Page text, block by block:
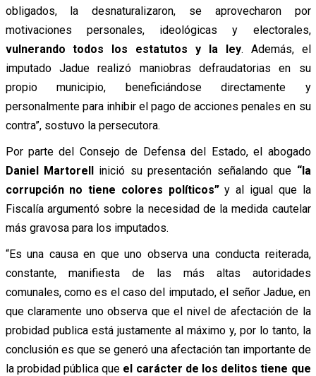
obligados, la desnaturalizaron, se aprovecharon por
motivaciones personales, ideológicas y electorales,
vulnerando todos los estatutos y la ley. Además, el
imputado Jadue realizó maniobras defraudatorias en su
propio municipio, beneficiándose directamente y
personalmente para inhibir el pago de acciones penales en su
contra”, sostuvo la persecutora.
Por parte del Consejo de Defensa del Estado, el abogado
Daniel Martorellinició su presentación señalando que “la
corrupción no tiene colores políticos”y al igual que la
Fiscalía argumentó sobre la necesidad de la medida cautelar
más gravosa para los imputados.
“Es una causa en que uno observa una conducta reiterada,
constante, manifiesta de las más altas autoridades
comunales, como es el caso del imputado, el señor Jadue, en
que claramente uno observa que el nivel de afectación de la
probidad publica está justamente al máximo y, por lo tanto, la
conclusión es que se generó una afectación tan importante de
la probidad pública que el carácter de los delitos tiene que